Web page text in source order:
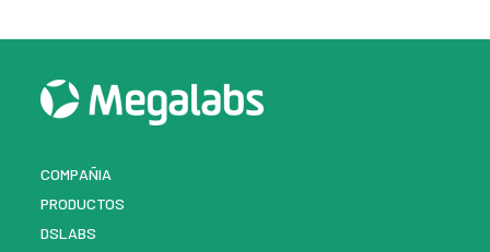
COMPAÑIA
PRODUCTOS
DSLABS